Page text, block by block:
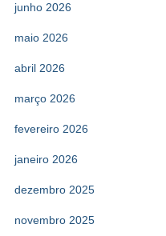
junho 2026
maio 2026
abril 2026
março 2026
fevereiro 2026
janeiro 2026
dezembro 2025
novembro 2025